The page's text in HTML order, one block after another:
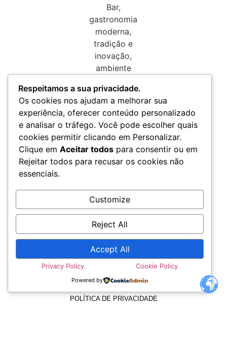
TERMOS E CONDIÇÕES
POLÍTICA DE PRIVACIDADE
Respeitamos a sua privacidade.
Os cookies nos ajudam a melhorar sua
experiência, oferecer conteúdo personalizado
e analisar o tráfego. Você pode escolher quais
cookies permitir clicando em Personalizar.
Clique em Aceitar todos para consentir ou em
Rejeitar todos para recusar os cookies não
essenciais.
Customize
Reject All
Accept All
Privacy Policy Cookie Policy
Powered by